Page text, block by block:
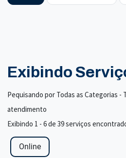
Exibindo
Pequisando por Todas as Categorias -
atendimento
Exibindo 1 - 6 de 39 serviços
Online